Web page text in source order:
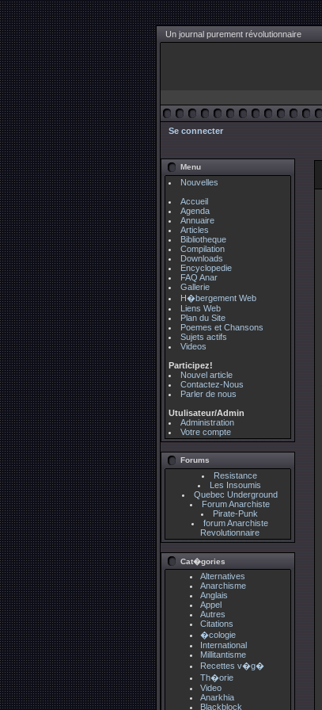
Un journal purement révolutionnaire
Se connecter
Menu
Nouvelles
Accueil
Agenda
Annuaire
Articles
Bibliotheque
Compilation
Downloads
Encyclopedie
FAQ Anar
Gallerie
H�bergement Web
Liens Web
Plan du Site
Poemes et Chansons
Sujets actifs
Videos
Participez!
Nouvel article
Contactez-Nous
Parler de nous
Utulisateur/Admin
Administration
Votre compte
Forums
Resistance
Les Insoumis
Quebec Underground
Forum Anarchiste
Pirate-Punk
forum Anarchiste
Revolutionnaire
Cat�gories
Alternatives
Anarchisme
Anglais
Appel
Autres
Citations
�cologie
International
Millitantisme
Recettes v�g�
Th�orie
Video
Anarkhia
Blackblock